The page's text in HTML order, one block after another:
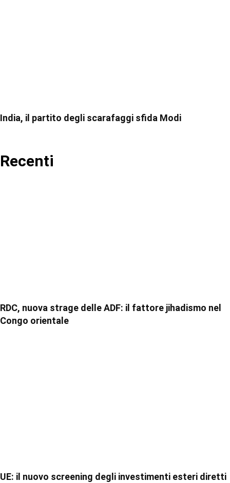
India, il partito degli scarafaggi sfida Modi
Recenti
RDC, nuova strage delle ADF: il fattore jihadismo nel
Congo orientale
UE: il nuovo screening degli investimenti esteri diretti